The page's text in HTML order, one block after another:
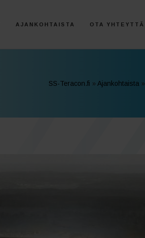
AJANKOHTAISTA OTA YHTEYTTÄ
SS-Teracon.fi » Ajankohtaista »